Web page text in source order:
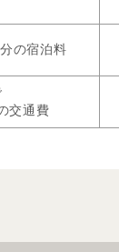
の宿泊料
交通費